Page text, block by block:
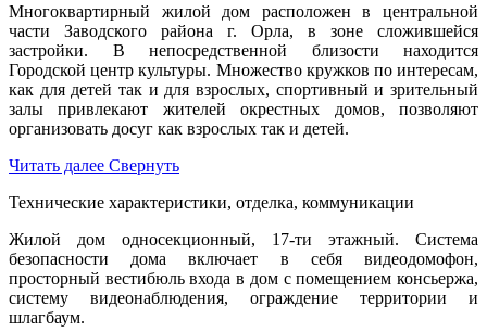
Многоквартирный жилой дом расположен в центральной
части Заводского района г. Орла, в зоне сложившейся
застройки. В непосредственной близости находится
Городской центр культуры. Множество кружков по интересам,
как для детей так и для взрослых, спортивный и зрительный
залы привлекают жителей окрестных домов, позволяют
организовать досуг как взрослых так и детей.
Читать далее Свернуть
Технические характеристики, отделка, коммуникации
Жилой дом односекционный, 17-ти этажный. Система
безопасности дома включает в себя видеодомофон,
просторный вестибюль входа в дом с помещением консьержа,
систему видеонаблюдения, ограждение территории и
шлагбаум.